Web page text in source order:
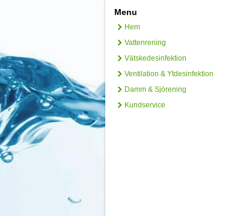
Menu
Hem
Vattenrening
Vätskedesinfektion
Ventilation & Ytdesinfektion
Damm & Sjörening
Kundservice